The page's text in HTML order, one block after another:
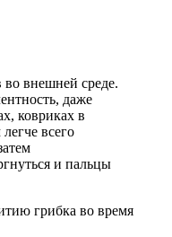
во внешней среде.
даже
ковриках в
всего
и пальцы
грибка во время